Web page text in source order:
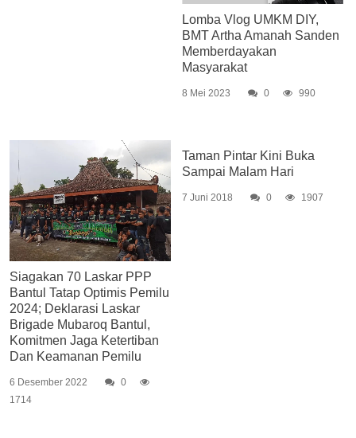
Lomba Vlog UMKM DIY,
BMT Artha Amanah Sanden
Memberdayakan
Masyarakat
8 Mei 2023 0 990
Siagakan 70 Laskar PPP
Bantul Tatap Optimis Pemilu
2024; Deklarasi Laskar
Brigade Mubaroq Bantul,
Komitmen Jaga Ketertiban
Dan Keamanan Pemilu
6 Desember 2022
0
1714
Taman Pintar Kini Buka
Sampai Malam Hari
7 Juni 2018 0 1907